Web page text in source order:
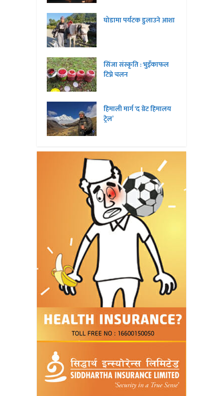
घोडामा पर्यटक डुलाउने आशा
सिंजा संस्कृति : भुइँकाफल
टिप्ने चलन
हिमाली मार्ग ‘द ग्रेट हिमालय
ट्रेल’